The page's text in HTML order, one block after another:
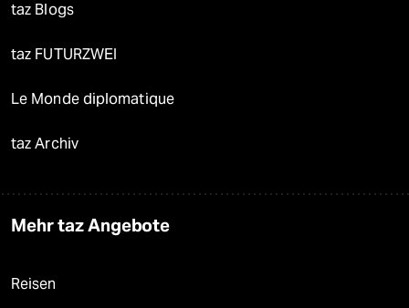
taz Blogs
taz FUTURZWEI
Le Monde diplomatique
taz Archiv
Mehr taz Angebote
Reisen